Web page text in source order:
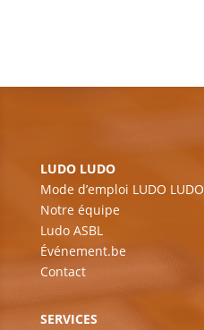
LUDO LUDO
Mode d’emploi LUDO LUDO
Notre équipe
Ludo ASBL
Événement.be
Contact
SERVICES